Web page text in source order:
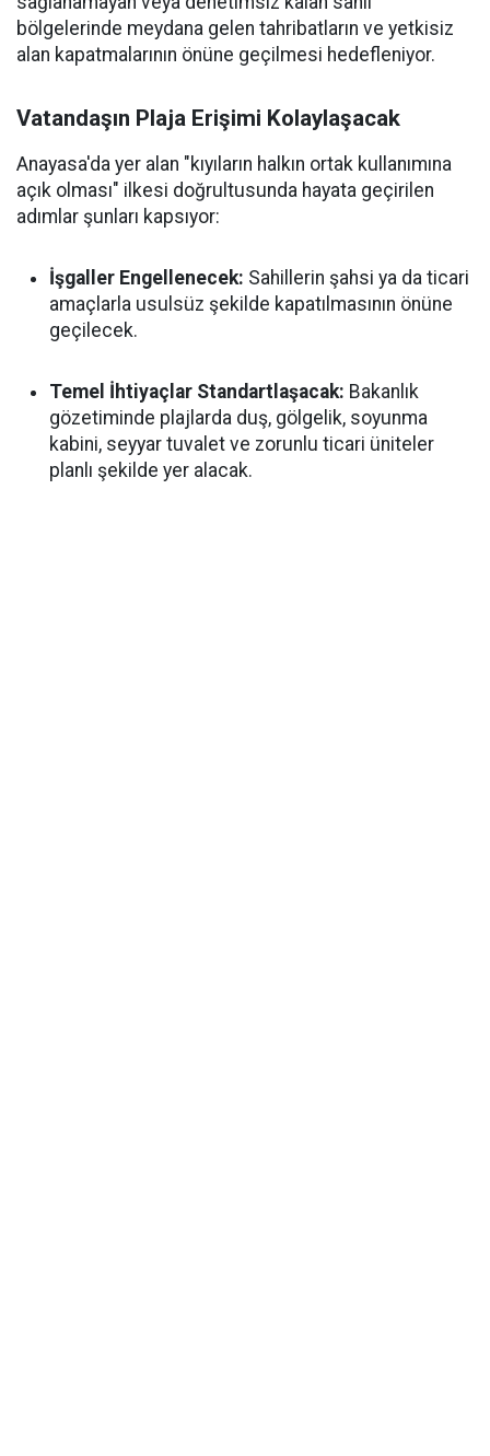
bölgelerinde meydana gelen tahribatların ve yetkisiz
alan kapatmalarının önüne geçilmesi hedefleniyor.
Vatandaşın Plaja Erişimi Kolaylaşacak
Anayasa'da yer alan "kıyıların halkın ortak kullanımına
açık olması" ilkesi doğrultusunda hayata geçirilen
adımlar şunları kapsıyor:
İşgaller Engellenecek: Sahillerin şahsi ya da ticari
amaçlarla usulsüz şekilde kapatılmasının önüne
geçilecek.
Temel İhtiyaçlar Standartlaşacak: Bakanlık
gözetiminde plajlarda duş, gölgelik, soyunma
kabini, seyyar tuvalet ve zorunlu ticari üniteler
planlı şekilde yer alacak.